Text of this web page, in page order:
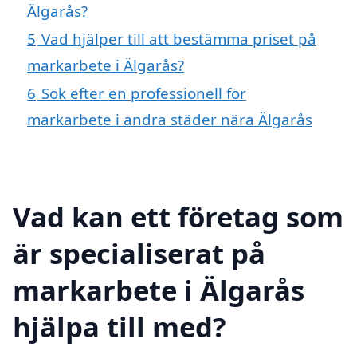
Älgarås?
5 Vad hjälper till att bestämma priset på
markarbete i Älgarås?
6 Sök efter en professionell för
markarbete i andra städer nära Älgarås
Vad kan ett företag som
är specialiserat på
markarbete i Älgarås
hjälpa till med?